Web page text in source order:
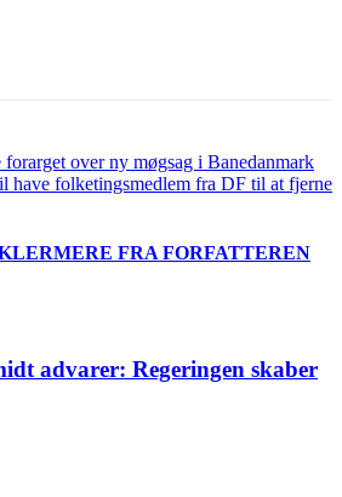
over ny møgsag i Banedanmark
have folketingsmedlem fra DF til at fjerne
MERE FRA FORFATTEREN
advarer: Regeringen skaber